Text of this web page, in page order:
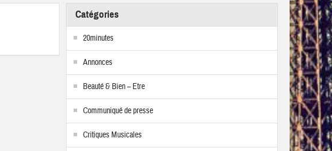
Catégories
20minutes
Annonces
Beauté & Bien – Etre
Communiqué de presse
Critiques Musicales